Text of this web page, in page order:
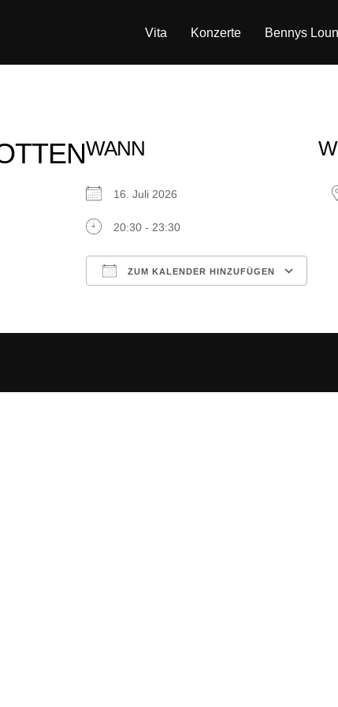
Vita Konzerte Bennys
WANN
16. Juli 2026
20:30 - 23:30
ZUM KALENDER HINZUFÜGEN